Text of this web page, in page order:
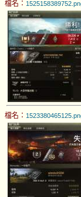
檔名：
檔名：